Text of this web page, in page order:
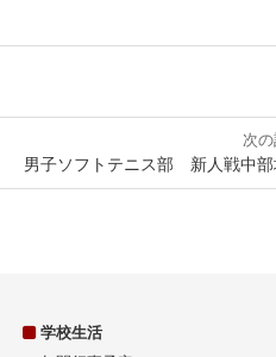
次
男子ソフトテニス部 新人戦中部
学校生活